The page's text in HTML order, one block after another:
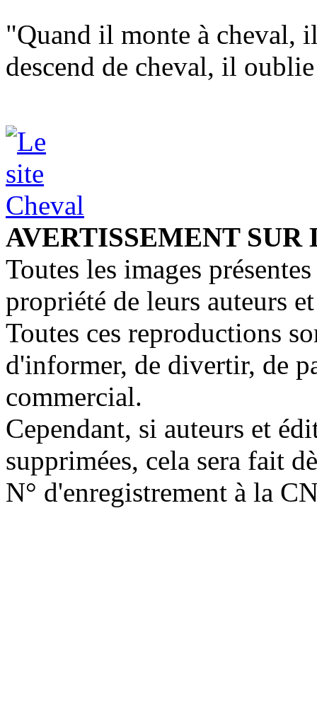
"Quand il monte à cheval,
descend de cheval, il
AVERTISSEMENT
Toutes les images
propriété de leurs auteurs
Toutes ces reproductions
d'informer, de divertir, de
commercial.
Cependant, si auteurs et
supprimées, cela sera fait
N° d'enregistrement à la